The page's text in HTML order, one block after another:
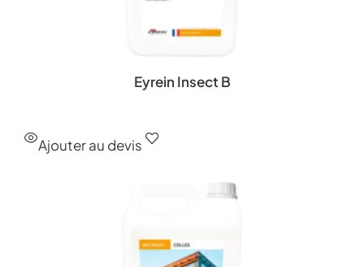
Eyrein Insect B
Ajouter au devis